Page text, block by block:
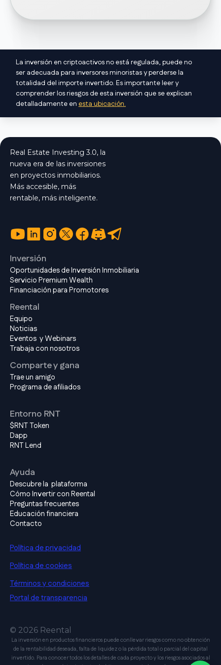
de descuentos con nuestros proveedores o
La inversión en criptoactivos no está regulada, puede no
ser adecuada para inversores minoristas y perderse la
totalidad del importe invertido. Es importante leer y
comprender los riesgos de esta inversión que se explican
detalladamente en esta ubicación.
Real Estate Investing 3.0, la
nueva era de las inversiones
en proyectos inmobiliarios.
Más accesible, más
rentable, más inteligente.
Inversión
Oportunidades de Inversión Inmobiliaria
Servicio Premium Wealth
Financiación para Promotores
Reental
Equipo
Noticias
Eventos y Webinars
Trabaja con nosotros
Comparte y gana
Trae un amigo
Programa de afiliados
Entorno RNT
$RNT Token
Dapp
RNT Lend
Ayuda
Descubre la plataforma
Cómo Invertir con Reental
Preguntas frecuentes
Educación financiera
Contacto
Política de privacidad
Política de cookies
Términos y condiciones
Portal de transparencia
© 2026 Reental
La inversión en productos financieros puede conllevar riesgos como no obtención
de la rentabilidad deseada, falta de liquidez o la pérdida total o parcial del capital
invertido. Para conocer todos los detalles de cada proyecto y los riesgos asociados al